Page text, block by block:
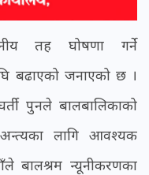
तह घोषणा गर्ने
बढाएको जनाएको छ ।
पुनले बालबालिकाको
लागि आवश्यक
बालश्रम न्यूनीकरणका